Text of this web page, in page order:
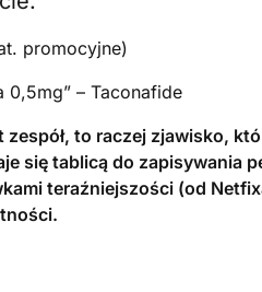
promocyjne)
0,5mg” – Taconafide
zespół, to raczej zjawisko,
się tablicą do zapisywania
teraźniejszości (od